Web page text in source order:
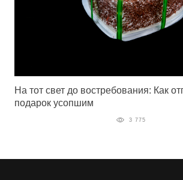
На тот свет до востребования: Как
подарок усопшим
3 775